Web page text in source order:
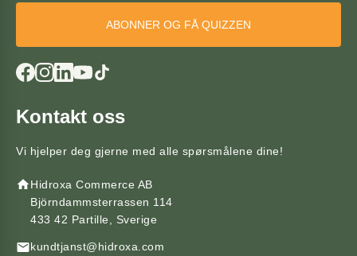
ABONNER OG FÅ QUIZZEN
Kontakt oss
Vi hjelper deg gjerne med alle spørsmålene dine!
Hidroxa Commerce AB
Björndammsterrassen 114
433 42 Partille, Sverige
kundtjanst@hidroxa.com